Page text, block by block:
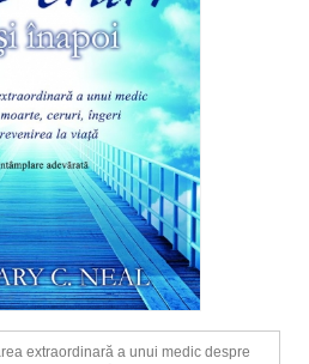
extraordinară a unui medic despre